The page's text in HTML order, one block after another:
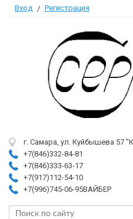
Вход / Регистрация
г. Самара, ул. Куйбышева 57
+7(846)332-84-81
+7(846)333-63-17
+7(917)112-54-10
+7(996)745-06-95ВАЙБЕР